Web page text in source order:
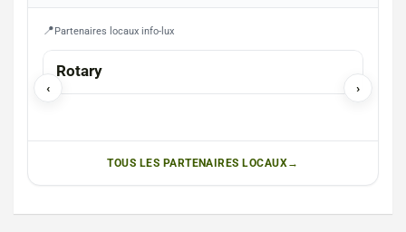
Partenaires locaux info-lux
‹ ›
ARLON
Rotary
TOUS LES PARTENAIRES LOCAUX